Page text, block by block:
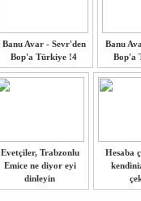
Banu Avar - Sevr'den
Bop'a Türkiye !4
Banu
Bop'a
Evetçiler, Trabzonlu
Emice ne diyor eyi
dinleyin
Hesaba